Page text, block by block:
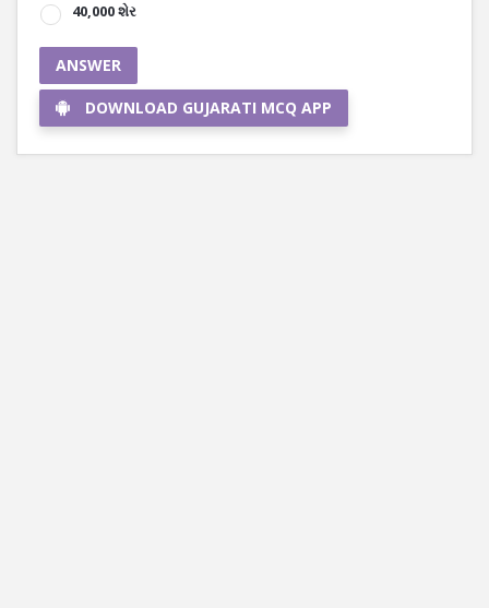
40,000 શેર
ANSWER
DOWNLOAD GUJARATI MCQ APP